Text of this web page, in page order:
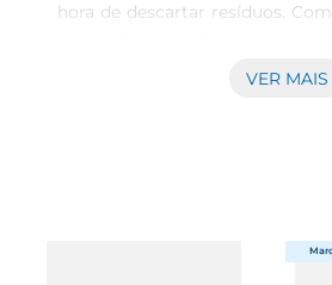
hora de descartar resíduos.
para manter sua casa ou
de lixo Prezunic
durabilidade, evitando
VER MAIS